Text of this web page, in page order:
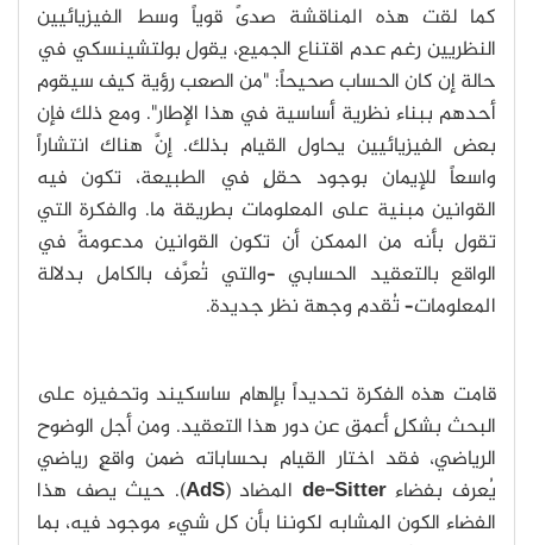
كما لقت هذه المناقشة صدىً قوياً وسط الفيزيائيين
النظريين رغم عدم اقتناع الجميع، يقول بولتشينسكي في
حالة إن كان الحساب صحيحاً: "من الصعب رؤية كيف سيقوم
أحدهم ببناء نظرية أساسية في هذا الإطار". ومع ذلك فإن
بعض الفيزيائيين يحاول القيام بذلك. إنَّ هناك انتشاراً
واسعاً للإيمان بوجود حقلٍ في الطبيعة، تكون فيه
القوانين مبنية على المعلومات بطريقة ما. والفكرة التي
تقول بأنه من الممكن أن تكون القوانين مدعومةً في
الواقع بالتعقيد الحسابي –والتي تُعرَّف بالكامل بدلالة
المعلومات– تُقدم وجهة نظر جديدة.
قامت هذه الفكرة تحديداً بإلهام ساسكيند وتحفيزه على
البحث بشكلٍ أعمق عن دور هذا التعقيد. ومن أجل الوضوح
الرياضي، فقد اختار القيام بحساباته ضمن واقعٍ رياضي
يُعرف بفضاءde-Sitter المضاد (AdS). حيث يصف هذا
الفضاء الكون المشابه لكوننا بأن كل شيء موجود فيه، بما